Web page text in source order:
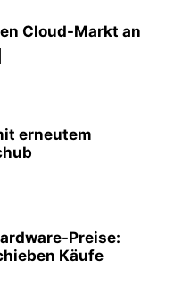
Cloud-Markt an
erneutem
Preise:
Käufe